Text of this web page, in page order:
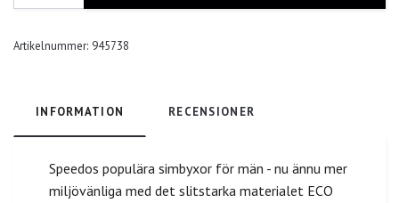
Artikelnummer: 945738
INFORMATION RECENSIONER
Speedos populära simbyxor för män - nu ännu mer
miljövänliga med det slitstarka materialet ECO